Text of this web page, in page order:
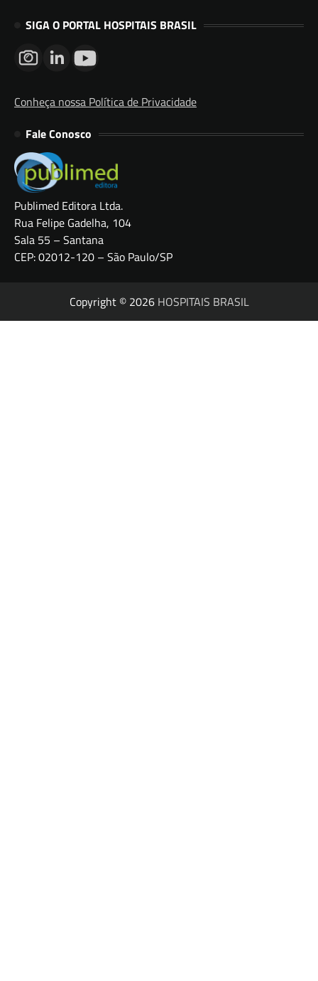
SIGA O PORTAL HOSPITAIS BRASIL
Conheça nossa Política de Privacidade
Fale Conosco
Publimed Editora Ltda.
Rua Felipe Gadelha, 104
Sala 55 – Santana
CEP: 02012-120 – São Paulo/SP
Copyright © 2026 HOSPITAIS BRASIL